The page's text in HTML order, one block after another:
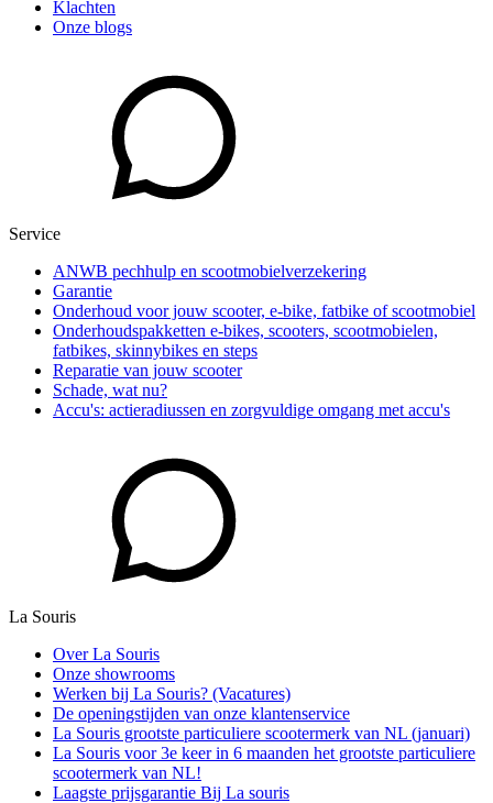
Klachten
Onze blogs
Service
ANWB pechhulp en scootmobielverzekering
Garantie
Onderhoud voor jouw scooter, e-bike, fatbike of scootmobiel
Onderhoudspakketten e-bikes, scooters, scootmobielen,
fatbikes, skinnybikes en steps
Reparatie van jouw scooter
Schade, wat nu?
Accu's: actieradiussen en zorgvuldige omgang met accu's
La Souris
Over La Souris
Onze showrooms
Werken bij La Souris? (Vacatures)
De openingstijden van onze klantenservice
La Souris grootste particuliere scootermerk van NL (januari)
La Souris voor 3e keer in 6 maanden het grootste particuliere
scootermerk van NL!
Laagste prijsgarantie Bij La souris